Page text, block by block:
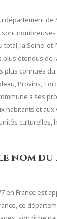
département
sont
total, la Seine-
plus étendus de
plus connues
Provins,
a ses
habitants et
culturelles,
nom
en France est
ce